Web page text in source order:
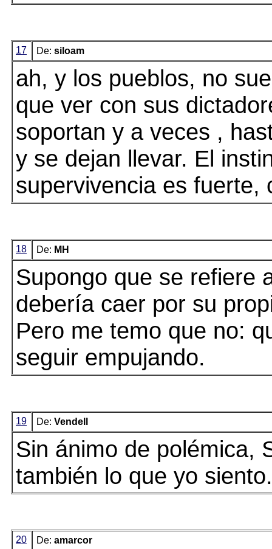
17 De: siloam
ah, y los pueblos, no
que ver con sus
soportan y a veces ,
y se dejan llevar. El
supervivencia es fuerte,
18 De: MH
Supongo que se refiere
debería caer por su
Pero me temo que no:
seguir empujando.
19 De: Vendell
Sin ánimo de polémica,
también lo que yo siento.
20 De: amarcor